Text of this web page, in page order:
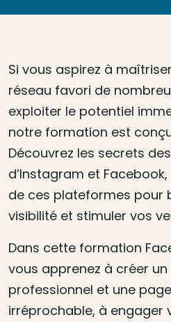
Si vous aspirez à
réseau favori de
exploiter le potentiel
notre formation est
Découvrez les secrets
d’Instagram et
de ces plateformes pour
visibilité et stimuler vos
Dans cette formation
vous apprenez à créer
professionnel et une
irréprochable, à engager